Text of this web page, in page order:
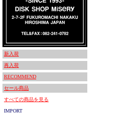
新入荷
再入荷
RECOMMEND
セール商品
すべての商品を見る
IMPORT